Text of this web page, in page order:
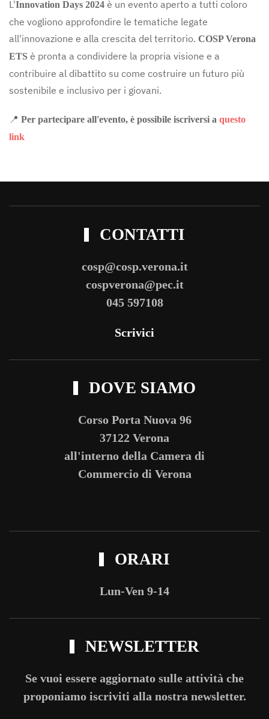
L'Innovation Days 2024 è un evento aperto a tutti coloro
che vogliono approfondire le tematiche legate
all'innovazione e alla crescita del territorio. COSP Verona
ETS è pronta a condividere la propria visione e a
contribuire al dibattito su come costruire un futuro più
sostenibile e inclusivo per i giovani.
📍 Per partecipare all'evento, è possibile iscriversi a questo
link
CONTATTI
cosp@cosp.verona.it
cospverona@pec.it
045 597108
Scrivici
DOVE SIAMO
Corso Porta Nuova 96
37122 Verona
all'interno della Camera di
Commercio di Verona
ORARI
Lun-Ven 9-14
NEWSLETTER
Se vuoi essere aggiornato sulle attività che
proponiamo iscriviti alla nostra newsletter.